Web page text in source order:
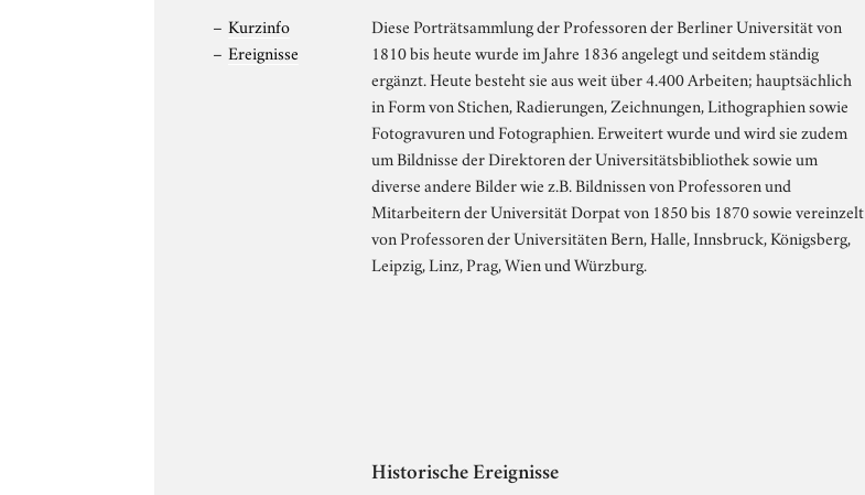
Kurzinfo
Ereignisse
Diese Porträtsammlung der Professoren der Berliner Universität von
1810 bis heute wurde im Jahre 1836 angelegt und seitdem ständig
ergänzt. Heute besteht sie aus weit über 4.400 Arbeiten; hauptsächlich
in Form von Stichen, Radierungen, Zeichnungen, Lithographien sowie
Fotogravuren und Fotographien. Erweitert wurde und wird sie zudem
um Bildnisse der Direktoren der Universitätsbibliothek sowie um
diverse andere Bilder wie z.B. Bildnissen von Professoren und
Mitarbeitern der Universität Dorpat von 1850 bis 1870 sowie vereinzelt
von Professoren der Universitäten Bern, Halle, Innsbruck, Königsberg,
Leipzig, Linz, Prag, Wien und Würzburg.
Historische Ereignisse